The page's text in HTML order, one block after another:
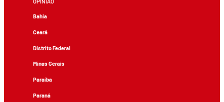
OPINIÃO
Bahia
Ceará
Distrito Federal
Minas Gerais
Paraíba
Paraná